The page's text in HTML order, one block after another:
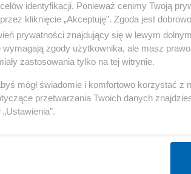
Gospodarka
Biznes
Pieniądze
Inwestycje
Podatki
identyfikacji. Ponieważ cenimy Twoją
kliknięcie „Akceptuję”. Zgoda jest
prywatności znajdujący się w lewym
zgody użytkownika, ale masz
zastosowania tylko na tej witrynie.
mógł świadomie i komfortowo korzystać z
przetwarzania Twoich danych